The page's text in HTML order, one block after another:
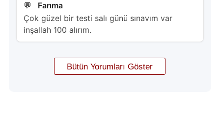
Farıma
Çok güzel bir testi salı günü sınavım var
inşallah 100 alırım.